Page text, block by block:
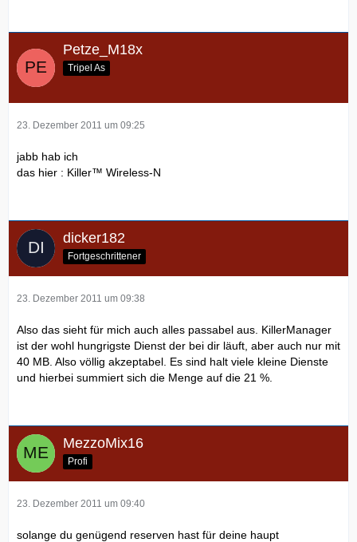
Petze_M18x
Tripel As
23. Dezember 2011 um 09:25
jabb hab ich
das hier : Killer™ Wireless-N
dicker182
Fortgeschrittener
23. Dezember 2011 um 09:38
Also das sieht für mich auch alles passabel aus. KillerManager
ist der wohl hungrigste Dienst der bei dir läuft, aber auch nur mit
40 MB. Also völlig akzeptabel. Es sind halt viele kleine Dienste
und hierbei summiert sich die Menge auf die 21 %.
MezzoMix16
Profi
23. Dezember 2011 um 09:40
solange du genügend reserven hast für deine haupt